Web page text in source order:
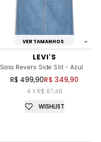
VER TAMANHOS
LEVI'S
Saia Revers Side Slit - Azul
R$ 499,90R$ 349,90
4 X R$ 87,48
WISHLIST